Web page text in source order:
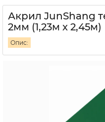
Акрил JunShang
2мм (1,23м х 2,45м)
Опис: